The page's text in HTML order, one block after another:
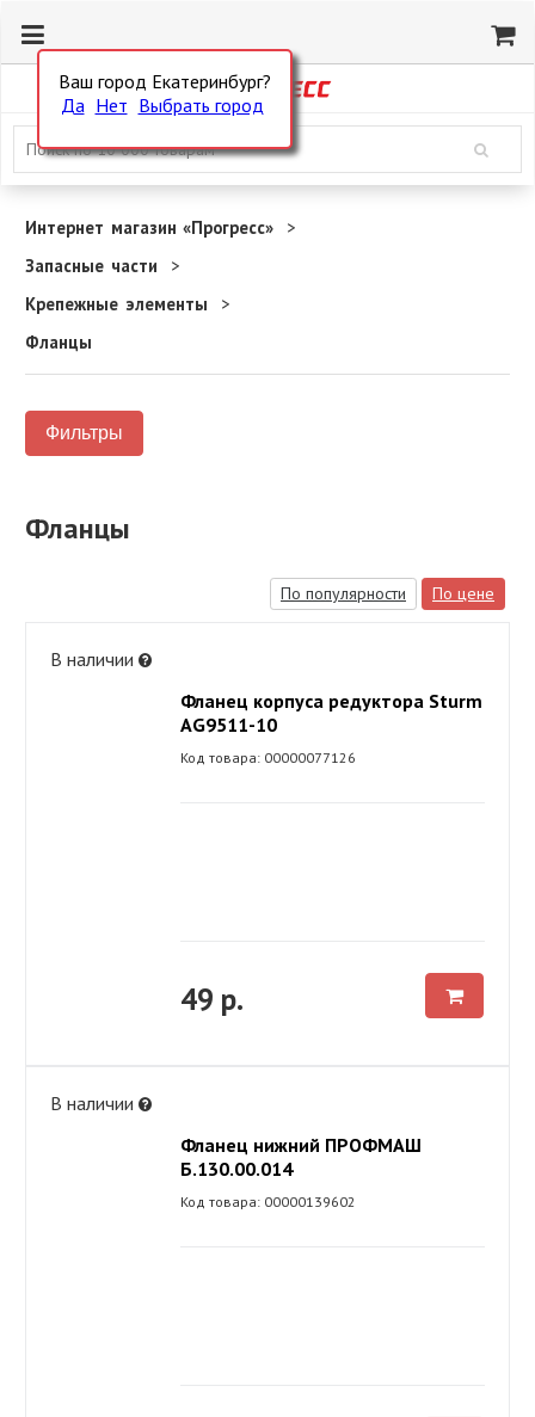
Ваш город Екатеринбург?
Да Нет Выбрать город
Интернет магазин «Прогресс»
Запасные части
Крепежные элементы
Фланцы
Фильтры
Фланцы
По популярности По цене
В наличии
Фланец корпуса редуктора Sturm
AG9511-10
Код товара: 00000077126
49 р.
В наличии
Фланец нижний ПРОФМАШ
Б.130.00.014
Код товара: 00000139602